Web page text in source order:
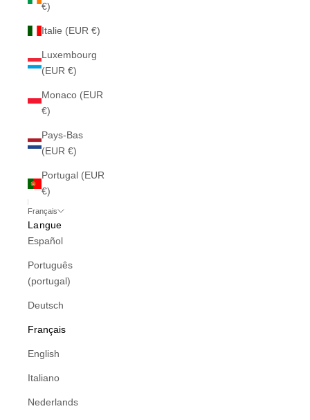
€)
Italie (EUR €)
Luxembourg
(EUR €)
Monaco (EUR
€)
Pays-Bas
(EUR €)
Portugal (EUR
€)
Français
Langue
Español
Português
(portugal)
Deutsch
Français
English
Italiano
Nederlands